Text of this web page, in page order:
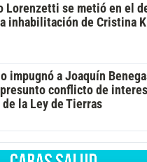
Lorenzetti se metió en el
inhabilitación de Cristina
impugnó a Joaquín
conflicto de
la Ley de Tierras